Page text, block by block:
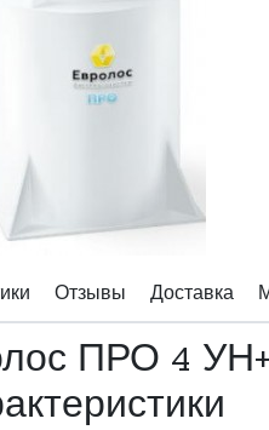
Отзывы Доставка
ПРО 4